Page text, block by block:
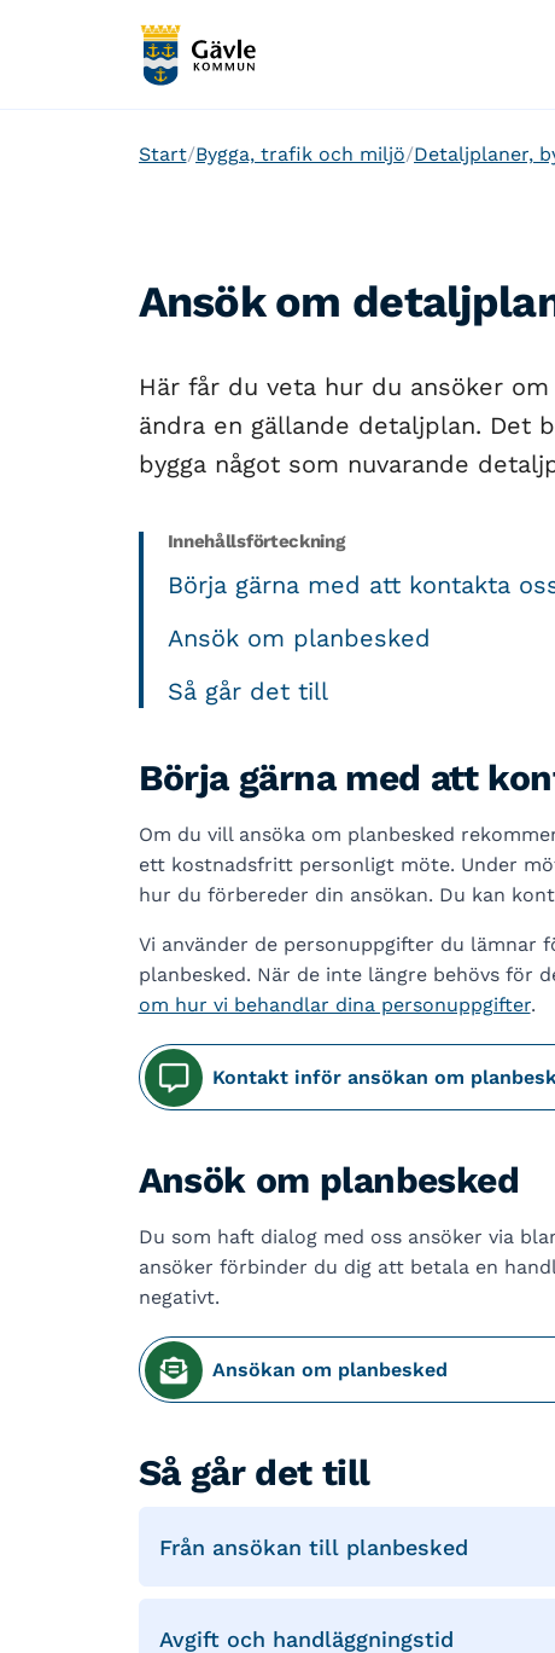
Start Bygga, trafik och miljö Detaljplaner,
Ansök om
Här får du veta hur du ansöker
ändra en gällande detaljplan. Det
bygga något som nuvarande
Innehållsförteckning
Börja gärna med att kontakta
Ansök om planbesked
Så går det till
Börja gärna med att
Om du vill ansöka om planbesked
ett kostnadsfritt personligt möte. Under
hur du förbereder din ansökan. Du kan
Vi använder de personuppgifter du lämnar
planbesked. När de inte längre behövs för
om hur vi behandlar dina personuppgifter.
Kontakt inför ansökan om
Ansök om planbesked
Du som haft dialog med oss ansöker via
ansöker förbinder du dig att betala en
negativt.
Ansökan om planbesked
Så går det till
Från ansökan till planbesked
Avgift och handläggningstid